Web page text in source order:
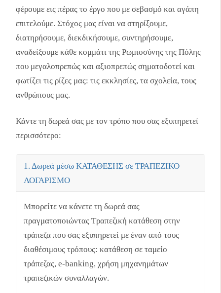
φέρουμε εις πέρας το έργο που με σεβασμό και αγάπη
επιτελούμε. Στόχος μας είναι να στηρίξουμε,
διατηρήσουμε, διεκδικήσουμε, συντηρήσουμε,
αναδείξουμε κάθε κομμάτι της Ρωμιοσύνης της Πόλης
που μεγαλοπρεπώς και αξιοπρεπώς σηματοδοτεί και
φωτίζει τις ρίζες μας: τις εκκλησίες, τα σχολεία, τους
ανθρώπους μας.
Κάντε τη δωρεά σας με τον τρόπο που σας εξυπηρετεί
περισσότερο:
1. Δωρεά μέσω ΚΑΤΑΘΕΣΗΣ σε ΤΡΑΠΕΖΙΚΟ
ΛΟΓΑΡΙΣΜΟ
Μπορείτε να κάνετε τη δωρεά σας
πραγματοποιώντας Τραπεζική κατάθεση στην
τράπεζα που σας εξυπηρετεί με έναν από τους
διαθέσιμους τρόπους: κατάθεση σε ταμείο
τράπεζας, e-banking, χρήση μηχανημάτων
τραπεζικών συναλλαγών.